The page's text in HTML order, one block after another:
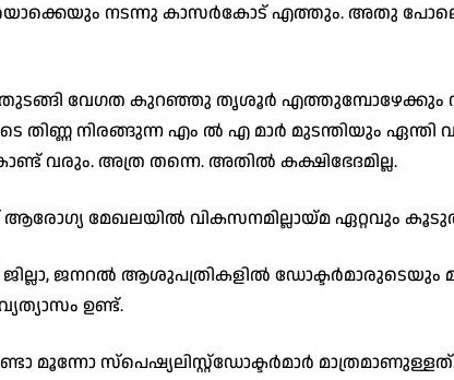
നടന്നു കാസർകോട് എത്തും. അതു
വേഗത കുറഞ്ഞു തൃശൂർ എത്തുമ്പോഴേക്കും
തിണ്ണ നിരങ്ങുന്ന എം ൽ എ മാർ മുടന്തിയും
വരും. അത്ര തന്നെ. അതിൽ കക്ഷിഭേദമില്ല.
ആരോഗ്യ മേഖലയിൽ വികസനമില്ലായ്മ ഏറ്റവും
ജനറൽ ആശുപത്രികളിൽ ഡോക്ടർമാരുടെയും
ഉണ്ട്.
മൂന്നോ സ്പെഷ്യലിസ്റ്റ്ഡോക്ടർമാർ